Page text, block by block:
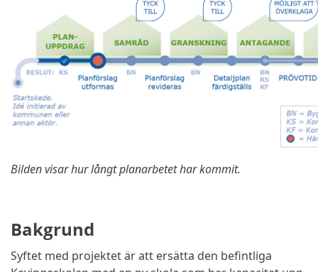
Bilden visar hur långt planarbetet har kommit.
Bakgrund
Syftet med projektet är att ersätta den befintliga